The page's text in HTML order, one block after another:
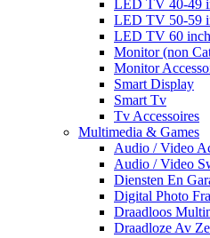
LED TV 40-49
LED TV 50-59
LED TV 60
Monitor (non
Monitor
Smart Display
Smart Tv
Tv Accessoires
Multimedia & Games
Audio / Video
Audio / Video
Diensten En
Digital Photo
Draadloos
Draadloze Av